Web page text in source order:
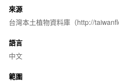
來源
台灣本土植物資料庫（http://
語言
中文
範圍